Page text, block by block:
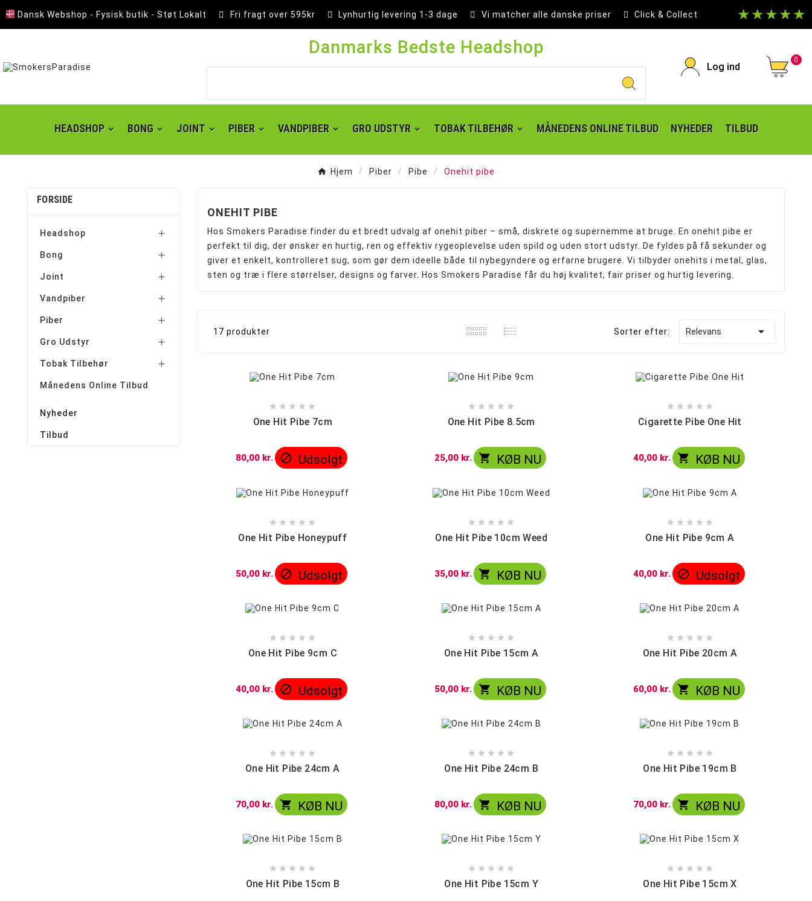
Dansk Webshop - Fysisk butik - Støt Lokalt Fri fragt over 595kr Lynhurtig levering 1-3 dage Vi matcher alle danske priser Click & Collect ★★★★★
Danmarks Bedste Headshop
Log ind
0
HEADSHOP BONG JOINT PIBER VANDPIBER GRO UDSTYR TOBAK TILBEHØR MÅNEDENS ONLINE TILBUD NYHEDER TILBUD
Hjem Piber Pibe Onehit pibe
FORSIDE
Headshop 
Bong 
Joint 
Vandpiber 
Piber 
Gro Udstyr 
Tobak Tilbehør 
Månedens Online Tilbud
Nyheder
Tilbud
ONEHIT PIBE
Hos Smokers Paradise finder du et bredt udvalg af onehit piber – små, diskrete og supernemme at bruge. En onehit pibe er
perfekt til dig, der ønsker en hurtig, ren og effektiv rygeoplevelse uden spild og uden stort udstyr. De fyldes på få sekunder og
giver et enkelt, kontrolleret sug, som gør dem ideelle både til nybegyndere og erfarne brugere. Vi tilbyder onehits i metal, glas,
sten og træ i flere størrelser, designs og farver. Hos Smokers Paradise får du høj kvalitet, fair priser og hurtig levering.
17 produkter Sorter efter: Relevans 
    
One Hit Pibe 7cm
80,00 kr.  Udsolgt
    
One Hit Pibe 8.5cm
25,00 kr.  KØB NU
    
Cigarette Pibe One Hit
40,00 kr.  KØB NU
    
One Hit Pibe Honeypuff
50,00 kr.  Udsolgt
    
One Hit Pibe 10cm Weed
35,00 kr.  KØB NU
    
One Hit Pibe 9cm A
40,00 kr.  Udsolgt
    
One Hit Pibe 9cm C
40,00 kr.  Udsolgt
    
One Hit Pibe 15cm A
50,00 kr.  KØB NU
    
One Hit Pibe 20cm A
60,00 kr.  KØB NU
    
One Hit Pibe 24cm A
70,00 kr.  KØB NU
    
One Hit Pibe 24cm B
80,00 kr.  KØB NU
    
One Hit Pibe 19cm B
70,00 kr.  KØB NU
    
One Hit Pibe 15cm B
    
One Hit Pibe 15cm Y
    
One Hit Pibe 15cm X